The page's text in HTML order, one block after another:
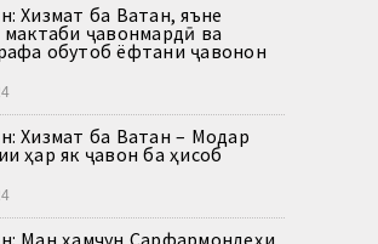
Хизмат ба Ватан, яъне
ҷавонмардӣ ва
обутоб ёфтани ҷавонон
Хизмат ба Ватан – Модар
ҳар як ҷавон ба ҳисоб
Ман ҳамчун Сарфармондеҳи